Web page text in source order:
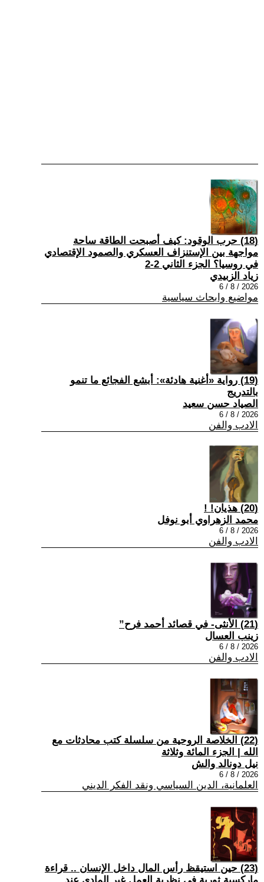
(18) حرب الوقود: كيف أصبحت الطاقة ساحة
مواجهة بين الإستنزاف العسكري والصمود الإقتصادي
في روسيا؟ الجزء الثاني 2-2
زياد الزبيدي
2026 / 8 / 6
مواضيع وابحاث سياسية
(19) رواية «أغنية هادئة»: أبشع الفجائع ما تنمو
بالتدريج
الصياد حسن سعيد
2026 / 8 / 6
الادب والفن
(20) هذيان! !
محمد الزهراوي أبو نوفل
2026 / 8 / 6
الادب والفن
(21) الأنثى- في قصائد أحمد فرح”
زينب العسال
2026 / 8 / 6
الادب والفن
(22) الخلاصة الروحية من سلسلة كتب محادثات مع
الله | الجزء المائة وثلاثة
نيل دونالد والش
2026 / 8 / 6
العلمانية، الدين السياسي ونقد الفكر الديني
(23) حين استيقظ رأس المال داخل الإنسان .. قراءة